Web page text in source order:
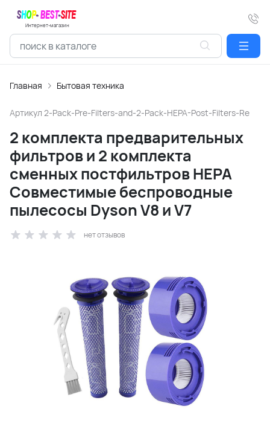
Интернет-магазин
Главная Бытовая техника
Артикул 2-Pack-Pre-Filters-and-2-Pack-HEPA-Post-Filters-Re
2 комплекта предварительных
фильтров и 2 комплекта
сменных постфильтров HEPA
Совместимые беспроводные
пылесосы Dyson V8 и V7
нет отзывов